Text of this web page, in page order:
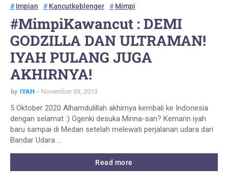
Impian Kancutkeblenger Mimpi
#MimpiKawancut : DEMI
GODZILLA DAN ULTRAMAN!
IYAH PULANG JUGA
AKHIRNYA!
by IYAH November 03, 2013
5 Oktober 2020 Alhamdulillah akhirnya kembali ke Indonesia
dengan selamat :) Ogenki desuka Minna-san? Kemarin iyah
baru sampai di Medan setelah melewati perjalanan udara dari
Bandar Udara …
Read more